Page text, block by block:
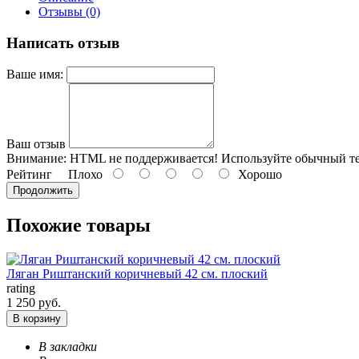
Отзывы (0)
Написать отзыв
Ваше имя:
Ваш отзыв
Внимание: HTML не поддерживается! Используйте обычный
Рейтинг Плохо Хорошо
Продолжить
Похожие товары
Ляган Риштанский коричневый 42 см. плоский
rating
1 250 руб.
В корзину
В закладки